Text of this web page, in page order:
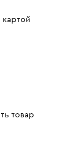
картой
товар